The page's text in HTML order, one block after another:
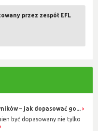
przez zespół EFL
– jak dopasować go...
być dopasowany nie tylko